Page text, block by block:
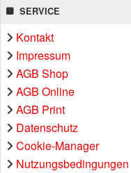
SERVICE
Kontakt
Impressum
AGB Shop
AGB Online
AGB Print
Datenschutz
Cookie-Manager
Nutzungsbedingungen